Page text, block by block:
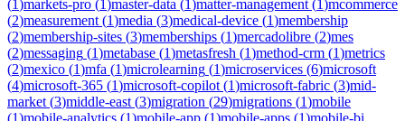
(1)markets-pro (1)master-data (1)matter-management (1)mcommerce
(2)measurement (1)media (3)medical-device (1)membership
(2)membership-sites (3)memberships (1)mercadolibre (2)mes
(2)messaging (1)metabase (1)metasfresh (1)method-crm (1)metrics
(2)mexico (1)mfa (1)microlearning (1)microservices (6)microsoft
(4)microsoft-365 (1)microsoft-copilot (1)microsoft-fabric (3)mid-
market (3)middle-east (3)migration (29)migrations (1)mobile
(1)mobile-analytics (1)mobile-app (1)mobile-apps (1)mobile-bi